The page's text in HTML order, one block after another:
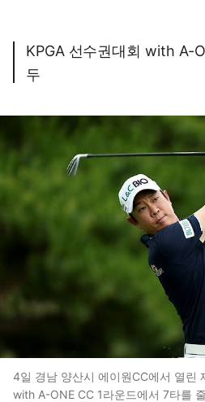
KPGA 선수권대회 with A-
두
4일 경남 양산시 에이원CC에서 열린
with A-ONE CC 1라운드에서 7타를